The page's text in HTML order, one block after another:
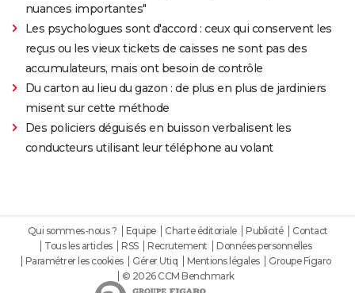
nuances importantes"
Les psychologues sont d'accord : ceux qui conservent les
reçus ou les vieux tickets de caisses ne sont pas des
accumulateurs, mais ont besoin de contrôle
Du carton au lieu du gazon : de plus en plus de jardiniers
misent sur cette méthode
Des policiers déguisés en buisson verbalisent les
conducteurs utilisant leur téléphone au volant
Qui sommes-nous ? Equipe Charte éditoriale Publicité
Contact
Tous les articles
RSS Recrutement
Données personnelles
Paramétrer les cookies
Gérer Utiq Mentions légales
Groupe Figaro
© 2026 CCM Benchmark